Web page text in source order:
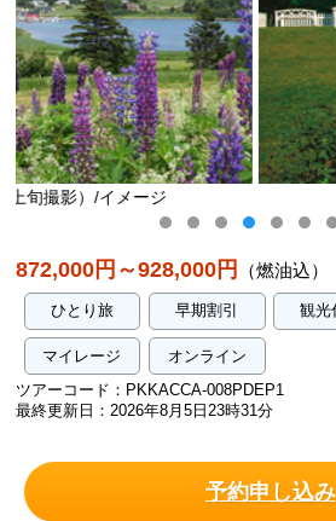
グリーン・ゲイブルス
872,000円～928,000円 （燃油込）
ひとり旅 早期割引 観光
マイレージ
オンライン
ツアーコード：PKKACCA-008PDEP1
最終更新日：2026年8月5日23時31分
予約申し込み